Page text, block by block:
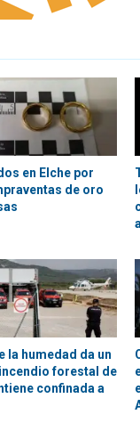
en Elche por
de oro
la humedad da un
forestal de
confinada a